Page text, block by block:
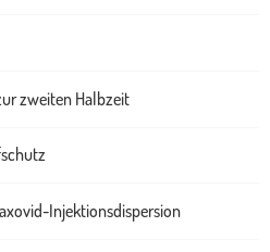
zweiten Halbzeit
Injektionsdispersion